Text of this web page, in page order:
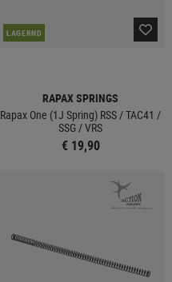
LAGERND
RAPAX SPRINGS
Rapax One (1J Spring) RSS / TAC41 /
SSG / VRS
€ 19,90